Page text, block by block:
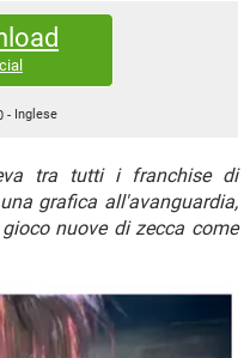
FACEBOOK
WINDOWS 10
WHATSAPP
ANDROID
WINDOWS 10
WHATSAPP
GAMING
WHATSAPP
FACEBOOK
- Inglese
tra tutti i franchise di
grafica all'avanguardia,
nuove di zecca come